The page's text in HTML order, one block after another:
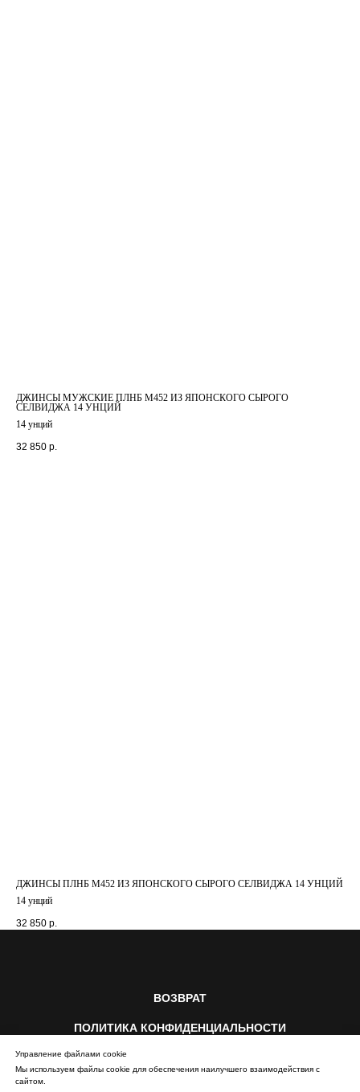
ДЖИНСЫ МУЖСКИЕ ПЛНБ M452 ИЗ ЯПОНСКОГО СЫРОГО
СЕЛВИДЖА 14 УНЦИЙ
14 унций
32 850 р.
ДЖИНСЫ ПЛНБ M452 ИЗ ЯПОНСКОГО СЫРОГО СЕЛВИДЖА 14 УНЦИЙ
14 унций
32 850 р.
Управление файлами cookie
Мы используем файлы cookie для обеспечения наилучшего взаимодействия с
сайтом.
ВОЗВРАТ
ПОЛИТИКА КОНФИДЕНЦИАЛЬНОСТИ
ДОСТАВКА И ОПЛАТА